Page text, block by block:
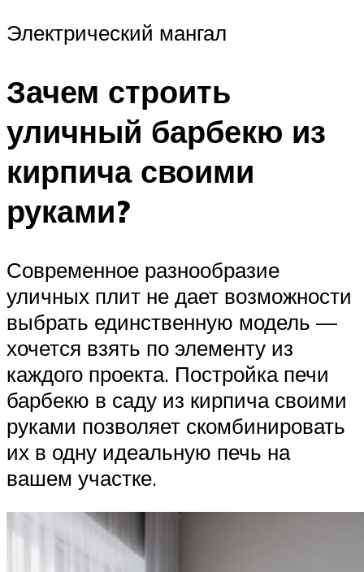
Электрический мангал
Зачем строить
уличный барбекю из
кирпича своими
руками?
Современное разнообразие
уличных плит не дает возможности
выбрать единственную модель —
хочется взять по элементу из
каждого проекта. Постройка печи
барбекю в саду из кирпича своими
руками позволяет скомбинировать
их в одну идеальную печь на
вашем участке.